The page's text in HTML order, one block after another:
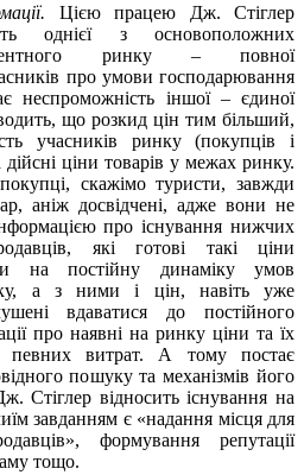
Цією працею Дж. Стіглер
однієї з основоположних
ринку – повної
про умови господарювання
неспроможність іншої – єдиної
що розкид цін тим більший,
учасників ринку (покупців і
ціни товарів у межах ринку.
скажімо туристи, завжди
аніж досвідчені, адже вони не
про існування нижчих
які готові такі ціни
на постійну динаміку умов
а з ними і цін, навіть уже
вдаватися до постійного
про наявні на ринку ціни та їх
певних витрат. А тому постає
пошуку та механізмів його
Стіглер відносить існування на
завданням є «надання місця для
формування репутації
тощо.